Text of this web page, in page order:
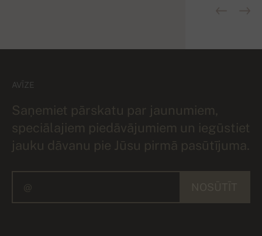
AVĪZE
Saņemiet pārskatu par jaunumiem,
speciālajiem piedāvājumiem un iegūstiet
jauku dāvanu pie Jūsu pirmā pasūtījuma.